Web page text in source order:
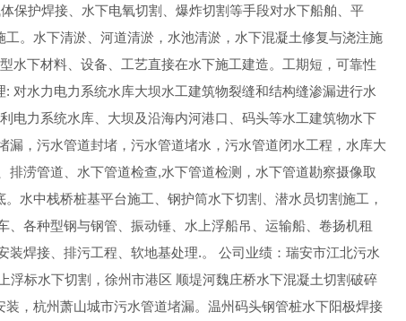
保护焊接、水下电氧切割、爆炸切割等手段对水下船舶、平
。水下清淤、河道清淤，水池清淤，水下混凝土修复与浇注施
水下材料、设备、工艺直接在水下施工建造。工期短，可靠性
对水力电力系统水库大坝水工建筑物裂缝和结构缝渗漏进行水
电力系统水库、大坝及沿海内河港口、码头等水工建筑物水下
，污水管道封堵，污水管道堵水，污水管道闭水工程，水库大
涝管道、水下管道检查,水下管道检测，水下管道勘察摄像取
水中栈桥桩基平台施工、钢护筒水下切割、潜水员切割施工，
各种型钢与钢管、振动锤、水上浮船吊、运输船、卷扬机租
焊接、排污工程、软地基处理.。 公司业绩：瑞安市江北污水
标水下切割，徐州市港区 顺堤河魏庄桥水下混凝土切割破碎
，杭州萧山城市污水管道堵漏。温州码头钢管桩水下阳极焊接